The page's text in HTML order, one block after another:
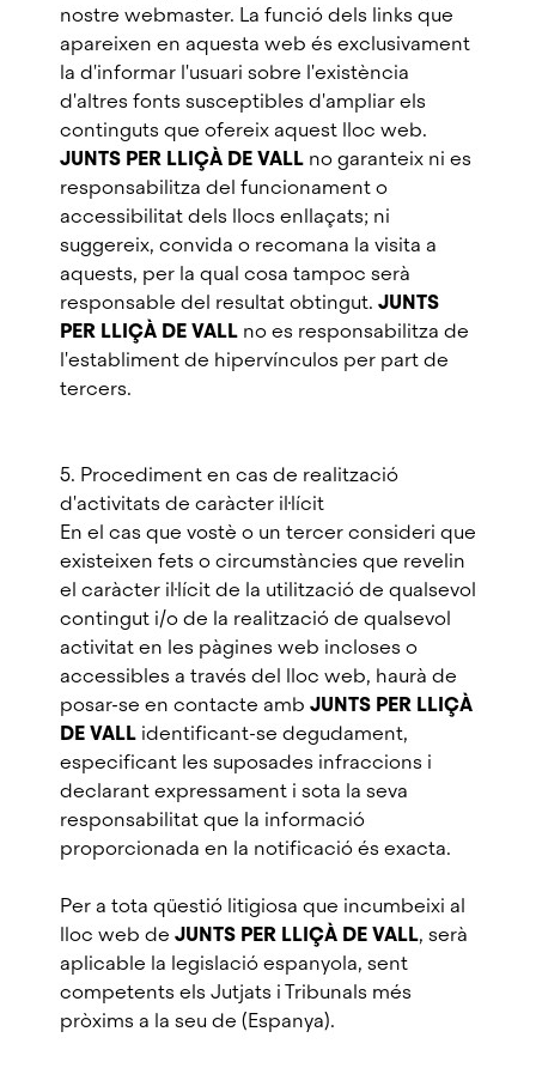
nostre webmaster. La funció dels links que
apareixen en aquesta web és exclusivament
la d'informar l'usuari sobre l'existència
d'altres fonts susceptibles d'ampliar els
continguts que ofereix aquest lloc web.
JUNTS PER LLIÇÀ DE VALL no garanteix ni es
responsabilitza del funcionament o
accessibilitat dels llocs enllaçats; ni
suggereix, convida o recomana la visita a
aquests, per la qual cosa tampoc serà
responsable del resultat obtingut. JUNTS
PER LLIÇÀ DE VALL no es responsabilitza de
l'establiment de hipervínculos per part de
tercers.
5. Procediment en cas de realització
d'activitats de caràcter il·lícit
En el cas que vostè o un tercer consideri que
existeixen fets o circumstàncies que revelin
el caràcter il·lícit de la utilització de qualsevol
contingut i/o de la realització de qualsevol
activitat en les pàgines web incloses o
accessibles a través del lloc web, haurà de
posar-se en contacte amb JUNTS PER LLIÇÀ
DE VALL identificant-se degudament,
especificant les suposades infraccions i
declarant expressament i sota la seva
responsabilitat que la informació
proporcionada en la notificació és exacta.
Per a tota qüestió litigiosa que incumbeixi al
lloc web de JUNTS PER LLIÇÀ DE VALL, serà
aplicable la legislació espanyola, sent
competents els Jutjats i Tribunals més
pròxims a la seu de (Espanya).